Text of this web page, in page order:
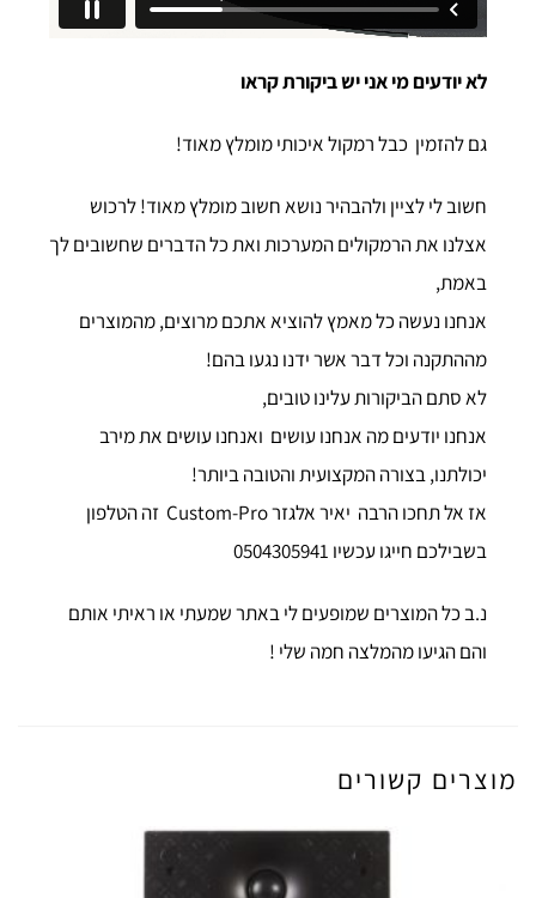
לא יודעים מי אני יש ביקורת קראו
גם להזמין כבל רמקול איכותימומלץ מאוד!
חשוב לי לציין ולהבהיר נושא חשוב מומלץ מאוד! לרכוש
אצלנו את הרמקולים המערכות ואת כל הדברים שחשובים לך
באמת,
אנחנו נעשה כל מאמץ להוציא אתכם מרוצים, מהמוצרים
מההתקנה וכל דבר אשר ידנו נגעו בהם!
לא סתם הביקורות עלינו טובים,
אנחנו יודעים מה אנחנו עושים ואנחנו עושים את מירב
יכולתנו, בצורה המקצועית והטובה ביותר!
אז אל תחכו הרבה יאיר אלגזר Custom-Pro זה הטלפון
בשבילכם חייגו עכשיו 0504305941
נ.ב כל המוצרים שמופעים לי באתר שמעתי או ראיתי אותם
והם הגיעו מהמלצה חמה שלי !
מוצרים קשורים